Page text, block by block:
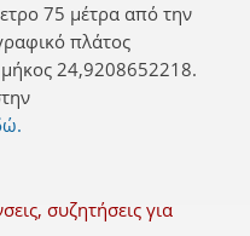
75 μέτρα από την
πλάτος
24,9208652218.
συζητήσεις για